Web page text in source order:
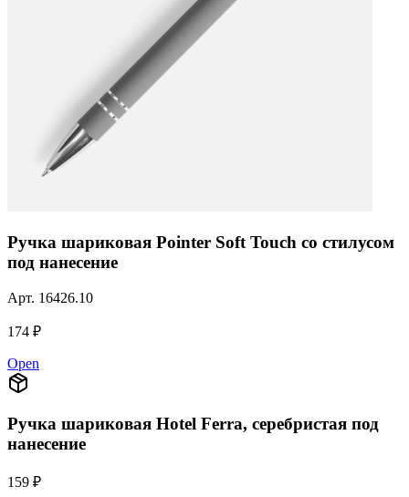
Ручка шариковая Pointer Soft Touch со стилусом
под нанесение
Арт. 16426.10
174 ₽
Open
Ручка шариковая Hotel Ferra, серебристая под
нанесение
159 ₽